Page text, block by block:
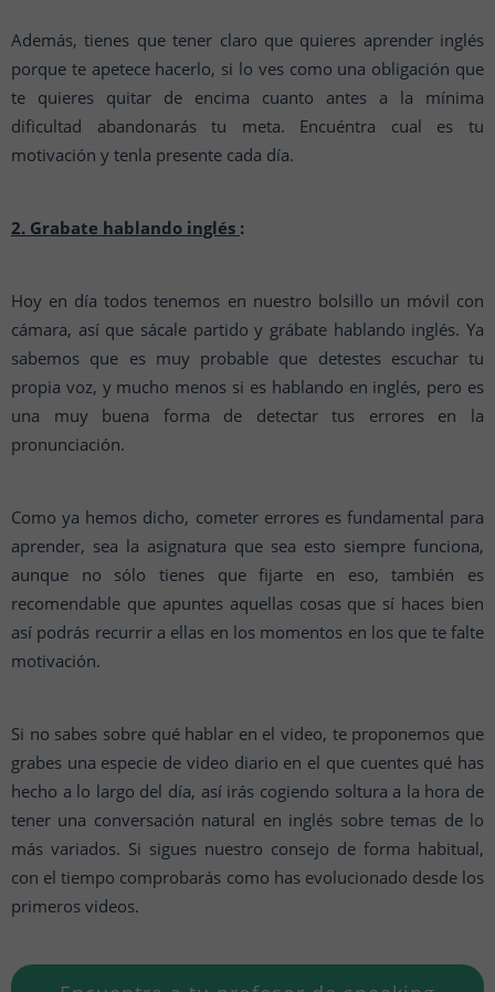
Además, tienes que tener claro que quieres aprender inglés
porque te apetece hacerlo, si lo ves como una obligación que
te quieres quitar de encima cuanto antes a la mínima
dificultad abandonarás tu meta. Encuéntra cual es tu
motivación y tenla presente cada día.
2. Grabate hablando inglés :
Hoy en día todos tenemos en nuestro bolsillo un móvil con
cámara, así que sácale partido y grábate hablando inglés. Ya
sabemos que es muy probable que detestes escuchar tu
propia voz, y mucho menos si es hablando en inglés, pero es
una muy buena forma de detectar tus errores en la
pronunciación.
Como ya hemos dicho, cometer errores es fundamental para
aprender, sea la asignatura que sea esto siempre funciona,
aunque no sólo tienes que fijarte en eso, también es
recomendable que apuntes aquellas cosas que sí haces bien
así podrás recurrir a ellas en los momentos en los que te falte
motivación.
Si no sabes sobre qué hablar en el video, te proponemos que
grabes una especie de video diario en el que cuentes qué has
hecho a lo largo del día, así irás cogiendo soltura a la hora de
tener una conversación natural en inglés sobre temas de lo
más variados. Si sigues nuestro consejo de forma habitual,
con el tiempo comprobarás como has evolucionado desde los
primeros videos.